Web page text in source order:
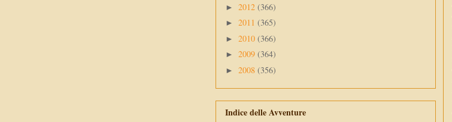
► 2012 (366)
► 2011 (365)
► 2010 (366)
► 2009 (364)
► 2008 (356)
Indice delle Avventure